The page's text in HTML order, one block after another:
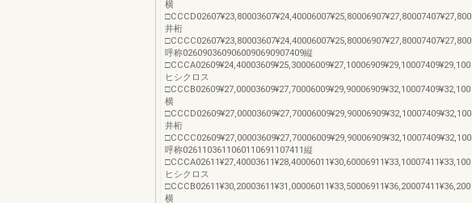
横
□CCCD02607¥23,80003607¥24,40006007¥25,80006907¥27,80007407¥27,800
井桁
□CCCC02607¥23,80003607¥24,40006007¥25,80006907¥27,80007407¥27,800
呼称0260903609060090690907409縦
□CCCA02609¥24,40003609¥25,30006009¥27,10006909¥29,10007409¥29,100
ヒシクロス
□CCCB02609¥27,00003609¥27,70006009¥29,90006909¥32,10007409¥32,100
横
□CCCD02609¥27,00003609¥27,70006009¥29,90006909¥32,10007409¥32,100
井桁
□CCCC02609¥27,00003609¥27,70006009¥29,90006909¥32,10007409¥32,100
呼称0261103611060110691107411縦
□CCCA02611¥27,40003611¥28,40006011¥30,60006911¥33,10007411¥33,100
ヒシクロス
□CCCB02611¥30,20003611¥31,00006011¥33,50006911¥36,20007411¥36,200
横